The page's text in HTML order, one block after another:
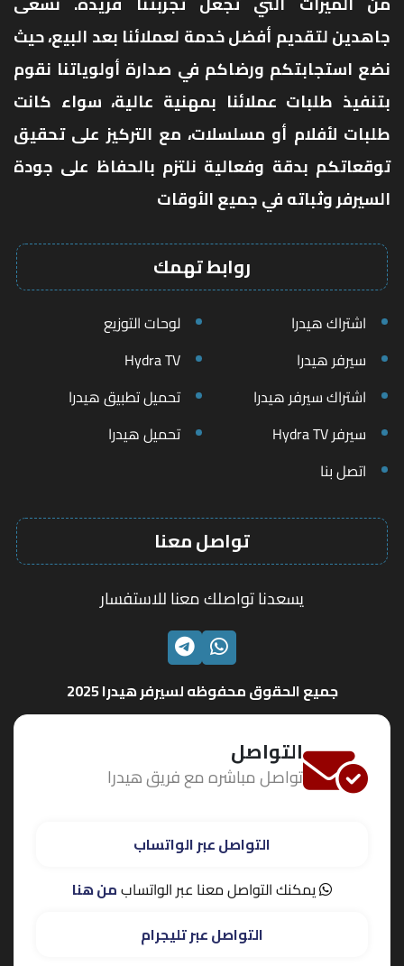
جاهدين لتقديم أفضل خدمة لعملائنا بعد البيع، حيث
نضع استجابتكم ورضاكم في صدارة أولوياتنا نقوم
بتنفيذ طلبات عملائنا بمهنية عالية، سواء كانت
طلبات لأفلام أو مسلسلات، مع التركيز على تحقيق
توقعاتكم بدقة وفعالية نلتزم بالحفاظ على جودة
السيرفر وثباته في جميع الأوقات
روابط تهمك
اشتراك هيدرا
لوحات التوزيع
سيرفر هيدرا
Hydra TV
اشتراك سيرفر هيدرا
تحميل تطبيق هيدرا
سيرفر Hydra TV
تحميل هيدرا
اتصل بنا
تواصل معنا
يسعدنا تواصلك معنا للاستفسار
الواتسابتليجرام
جميع الحقوق محفوظه لسيرفر هيدرا 2025
التواصل
تواصل مباشره مع فريق هيدرا
التواصل عبر الواتساب
يمكنك التواصل معنا عبر الواتسابمن هنا
التواصل عبر تليجرام